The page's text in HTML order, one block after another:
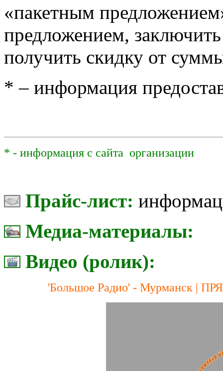
«пакетным
предложением,
получить скидку от
* – информация
* - информация с сайта организации
Прайс-лист:
Медиа-материалы:
Видео (ролик):
'Большое Радио' - Мурманск |